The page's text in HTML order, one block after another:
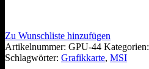
Zu Wunschliste hinzufügen
Artikelnummer: GPU-44 Kategorien:
Schlagwörter: Grafikkarte, MSI